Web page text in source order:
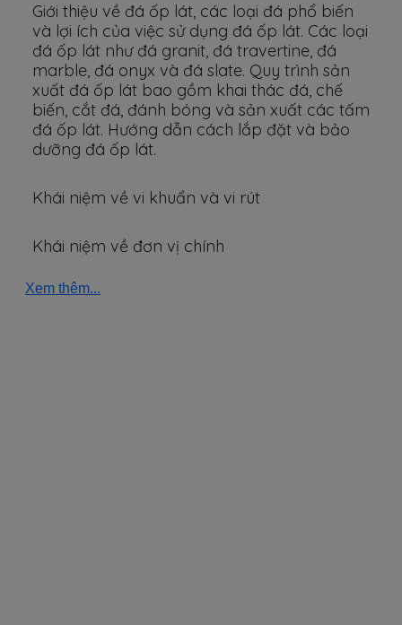
Giới thiệu về đá ốp lát, các loại đá phổ biến
và lợi ích của việc sử dụng đá ốp lát. Các loại
đá ốp lát như đá granit, đá travertine, đá
marble, đá onyx và đá slate. Quy trình sản
xuất đá ốp lát bao gồm khai thác đá, chế
biến, cắt đá, đánh bóng và sản xuất các tấm
đá ốp lát. Hướng dẫn cách lắp đặt và bảo
dưỡng đá ốp lát.
Khái niệm về vi khuẩn và vi rút
Khái niệm về đơn vị chính
Xem thêm...